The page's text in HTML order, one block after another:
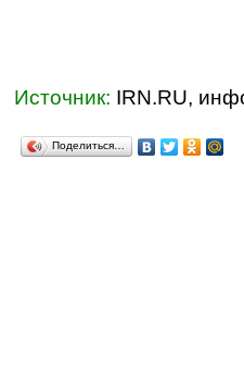
Источник: IRN.RU,
Поделиться…